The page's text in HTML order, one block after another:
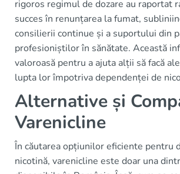
rigoros regimul de dozare au raportat
succes în renunțarea la fumat,
consilierii continue și a suportului din
profesioniștilor în sănătate. Această
valoroasă pentru a ajuta alții să facă
lupta lor împotriva dependenței de
Alternative și
Varenicline
În căutarea opțiunilor eficiente pentru
nicotină, varenicline este doar una